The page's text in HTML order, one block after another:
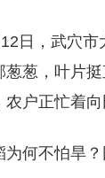
日，武穴
葱，叶片
户正忙着
何不怕旱